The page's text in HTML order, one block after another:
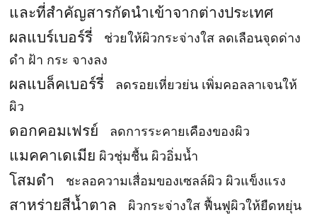
และที่สำคัญสารกัดนำเข้าจากต่างประเทศ
ผลแบร์เบอร์รี่
ช่วยให้ผิวกระจ่างใส ลดเลือนจุดด่าง
ดำ ฝ้า กระ จางลง
ผลแบล็คเบอร์รี่ ลดรอยเหี่ยวย่น เพิ่มคอลลาเจนให้
ผิว
ดอกคอมเฟรย์ ลดการระคายเคืองของผิว
แมคคาเดเมีย ผิวชุ่มชื้น ผิวอิ่มน้ำ
โสมดำ ชะลอความเสื่อมของเซลล์ผิว ผิวแข็งแรง
สาหร่ายสีน้ำตาล ผิวกระจ่างใส ฟื้นฟูผิวให้ยืดหยุ่น